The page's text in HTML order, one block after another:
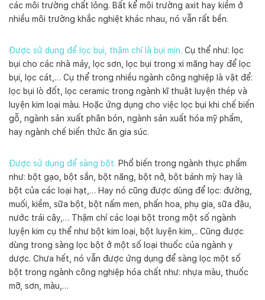
các môi trường chất lỏng. Bất kể môi trường axit hay kiềm ở
nhiều môi trường khắc nghiệt khác nhau, nó vẫn rất bền.
Được sử dụng để lọc bụi, thậm chí là bụi mịn. Cụ thể như: lọc
bụi cho các nhà máy, lọc sơn, lọc bụi trong xi măng hay để lọc
bụi, lọc cát,… Cụ thể trong nhiều ngành công nghiệp là vật để:
lọc bụi lò đốt, lọc ceramic trong ngành kĩ thuật luyện thép và
luyện kim loại màu. Hoặc ứng dụng cho việc lọc bụi khi chế biến
gỗ, ngành sản xuất phân bón, ngành sản xuất hóa mỹ phẩm,
hay ngành chế biến thức ăn gia súc.
Được sử dụng để sàng bột. Phổ biến trong ngành thực phẩm
như: bột gạo, bột sắn, bột năng, bột nở, bột bánh mỳ hay là
bột của các loại hạt,… Hay nó cũng được dùng để lọc: đường,
muối, kiềm, sữa bột, bột nấm men, phấn hoa, phụ gia, sữa đậu,
nước trái cây,… Thậm chí các loại bột trong một số ngành
luyện kim cụ thể như bột kim loại, bột luyện kim,.. Cũng được
dùng trong sàng lọc bột ở một số loại thuốc của ngành y
dược. Chưa hết, nó vẫn được ứng dụng để sàng lọc một số
bột trong ngành công nghiệp hóa chất như: nhựa màu, thuốc
mỡ, sơn, màu,…